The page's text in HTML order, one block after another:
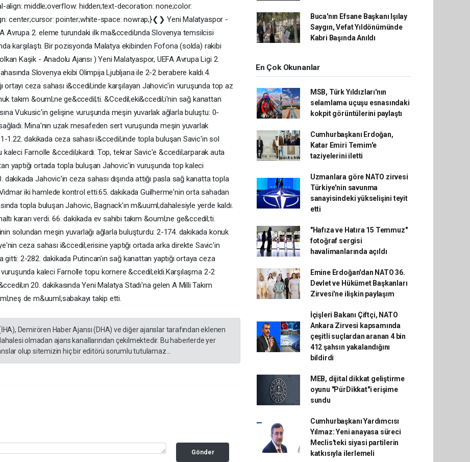
align: middle;overflow: hidden;text-decoration: none;color:
center;cursor: pointer;white-space: nowrap;}❮❯ Yeni Malatyaspor -
Avrupa 2. eleme turundaki ilk ma&ccedil;ında Slovenya temsilcisi
karşılaştı. Bir pozisyonda Malatya ekibinden Fofona (solda) rakibi
Kaşik - Anadolu Ajansı ) Yeni Malatyaspor, UEFA Avrupa Ligi 2.
Slovenya ekibi Olimpija Ljubljana ile 2-2 berabere kaldı.4.
ortayı ceza sahası i&ccedil;inde karşılayan Jahovic'in vuruşunda top az
takım &ouml;ne ge&ccedil;ti. &Ccedil;eki&ccedil;i'nin sağ kanattan
Vukusic'in gelişine vuruşunda meşin yuvarlak ağlarla buluştu: 0-
Mina'nın uzak mesafeden sert vuruşunda meşin yuvarlak
1.22. dakikada ceza sahası i&ccedil;inde topla buluşan Savic'in sol
Farnolle &ccedil;ıkardı. Top, tekrar Savic'e &ccedil;arparak auta
yaptığı ortada topla buluşan Jahovic'in vuruşunda top kaleci
Jahovic'in ceza sahası dışında attığı pasla sağ kanatta topla
iki hamlede kontrol etti.65. dakikada Guilherme'nin orta sahadan
topla buluşan Jahovic, Bagnack'ın m&uuml;dahalesiyle yerde kaldı.
kararı verdi. 66. dakikada ev sahibi takım &ouml;ne ge&ccedil;ti.
solundan meşin yuvarlağı ağlarla buluşturdu: 2-174. dakikada konuk
ceza sahası i&ccedil;erisine yaptığı ortada arka direkte Savic'in
2-282. dakikada Putincan'ın sağ kanattan yaptığı ortaya ceza
kaleci Farnolle topu kornere &ccedil;eldi.Karşılaşma 2-2
20. dakikasında Yeni Malatya Stadı'na gelen A Milli Takım
de m&uuml;sabakayı takip etti.
Demirören Haber Ajansı (DHA) ve diğer ajanslar tarafından eklenen
olmadan ajans kanallarından çekilmektedir. Bu haberlerde yer
olup sitemizin hiç bir editörü sorumlu tutulamaz...
Gönder
Buca'nın Efsane Başkanı Işılay
Saygın, Vefat Yıldönümünde
Kabri Başında Anıldı
En Çok Okunanlar
MSB, Türk Yıldızları'nın
selamlama uçuşu esnasındaki
kokpit görüntülerini paylaştı
Cumhurbaşkanı Erdoğan,
Katar Emiri Temim'e
taziyelerini iletti
Uzmanlara göre NATO zirvesi
Türkiye'nin savunma
sanayisindeki yükselişini teyit
etti
"Hafıza ve Hatıra 15 Temmuz"
fotoğraf sergisi
havalimanlarında açıldı
Emine Erdoğan'dan NATO 36.
Devlet ve Hükümet Başkanları
Zirvesi'ne ilişkin paylaşım
İçişleri Bakanı Çiftçi, NATO
Ankara Zirvesi kapsamında
çeşitli suçlardan aranan 4 bin
412 şahsın yakalandığını
bildirdi
MEB, dijital dikkat geliştirme
oyunu "PürDikkat"i erişime
sundu
Cumhurbaşkanı Yardımcısı
Yılmaz: Yeni anayasa süreci
Meclis'teki siyasi partilerin
katkısıyla ilerlemeli